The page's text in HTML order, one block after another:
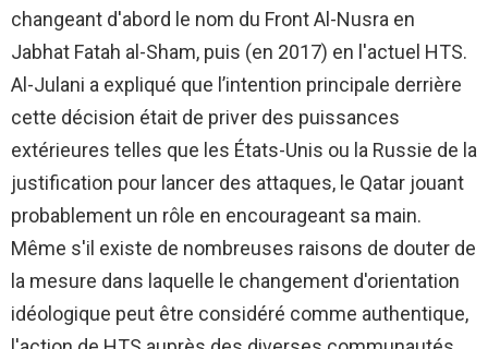
changeant d'abord le nom du Front Al-Nusra en
Jabhat Fatah al-Sham, puis (en 2017) en l'actuel HTS.
Al-Julani a expliqué que l’intention principale derrière
cette décision était de priver des puissances
extérieures telles que les États-Unis ou la Russie de la
justification pour lancer des attaques, le Qatar jouant
probablement un rôle en encourageant sa main.
Même s'il existe de nombreuses raisons de douter de
la mesure dans laquelle le changement d'orientation
idéologique peut être considéré comme authentique,